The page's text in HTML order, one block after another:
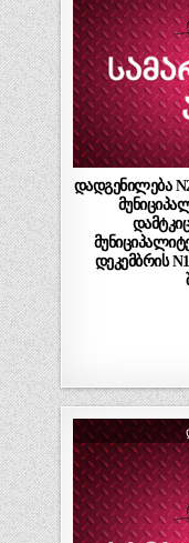
დადგენილება
დეკემბრის